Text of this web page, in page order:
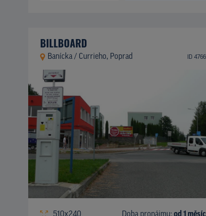
BILLBOARD
Banícka / Currieho, Poprad ID